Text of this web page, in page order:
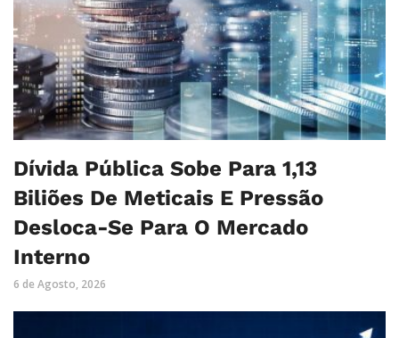
Dívida Pública Sobe Para 1,13
Biliões De Meticais E Pressão
Desloca-Se Para O Mercado
Interno
6 de Agosto, 2026